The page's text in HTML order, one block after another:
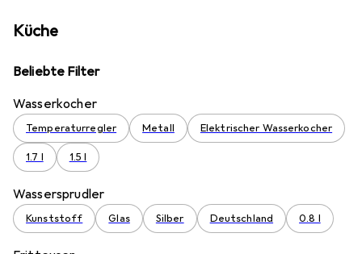
Küche
Beliebte Filter
Wasserkocher
Temperaturregler Metall Elektrischer Wasserkocher
1.7 l 1.5 l
Wassersprudler
Kunststoff Glas Silber Deutschland 0.8 l